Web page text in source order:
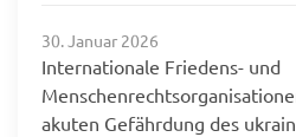
30. Januar 2026
Internationale Friedens- und
akuten Gefährdung des